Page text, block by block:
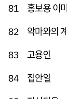
81 홍보용 이
82 악마와의
83 고용인
84 집안일